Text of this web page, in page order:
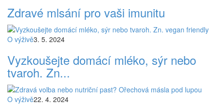
Zdravé mlsání pro vaši imunitu
O výživě3. 5. 2024
Vyzkoušejte domácí mléko, sýr nebo
tvaroh. Zn...
O výživě22. 4. 2024